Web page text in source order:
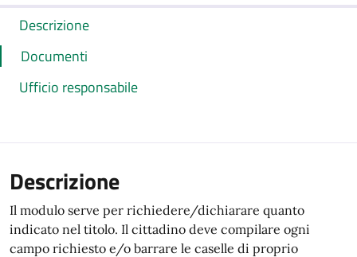
Descrizione
Documenti
Ufficio responsabile
Descrizione
Il modulo serve per richiedere/dichiarare quanto
indicato nel titolo. Il cittadino deve compilare ogni
campo richiesto e/o barrare le caselle di proprio